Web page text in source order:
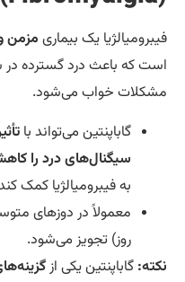
یک بیماریمزمن و
که باعث درد گسترده در
خواب می‌شود.
گاباپنتین می‌تواند باتأثیر
سیگنال‌های درد را کاهش
به فیبرومیالژیا کمک کند.
روز) تجویز می‌شود.
گاباپنتین یکی ازگزینه‌های